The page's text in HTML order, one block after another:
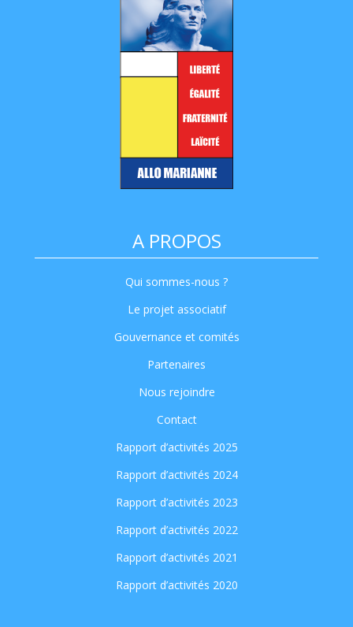
A PROPOS
Qui sommes-nous ?
Le projet associatif
Gouvernance et comités
Partenaires
Nous rejoindre
Contact
Rapport d’activités 2025
Rapport d’activités 2024
Rapport d’activités 2023
Rapport d’activités 2022
Rapport d’activités 2021
Rapport d’activités 2020